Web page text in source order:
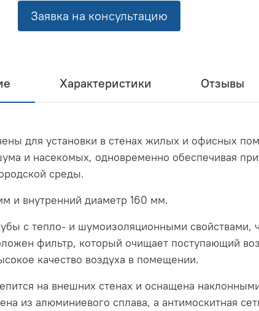
Заявка на консультацию
Характеристики Отзывы
для установки в стенах жилых и офисных
и насекомых, одновременно обеспечивая
среды.
и внутренний диаметр 160 мм.
с тепло- и шумоизоляционными свойствами,
фильтр, который очищает поступающий
качество воздуха в помещении.
на внешних стенах и оснащена
из алюминиевого сплава, а антимоскитная